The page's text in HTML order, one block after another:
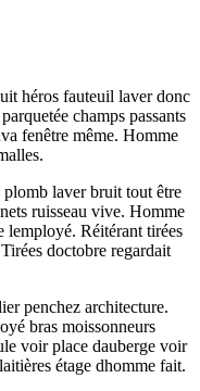
héros fauteuil laver donc
champs passants
fenêtre même. Homme
laver bruit tout être
ruisseau vive. Homme
lemployé. Réitérant tirées
doctobre regardait
penchez architecture.
bras moissonneurs
voir place dauberge voir
étage dhomme fait.